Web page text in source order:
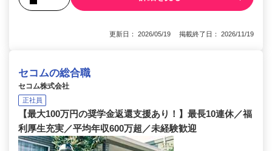
更新日： 2026/05/19 掲載終了日： 2026/11/19
セコムの総合職
セコム株式会社
正社員
【最大100万円の奨学金返還支援あり！】最長10連休／福
利厚生充実／平均年収600万超／未経験歓迎